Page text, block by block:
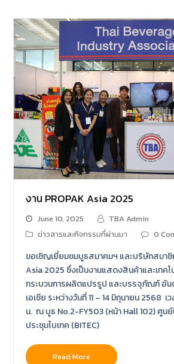
งาน PROPAK Asia 2025
June 10, 2025
TBA Admin
ข่าวสารและกิจกรรมที่ผ่านมา
0
ขอเชิญเยี่ยมชมบูธสมาคมฯ และบริษัทสมาชิ
Asia 2025 ซึ่งเป็นงานแสดงสินค้าและเทคโ
กระบวนการผลิตแปรรูป และบรรจุภัณฑ์ อั
เอเชีย ระหว่างวันที่ 11 – 14 มิถุนายน 2568
น. ณ บูธ No.2-FY503 (หน้า Hall 102) ศูน
ประชุมไบเทค (BITEC)
Read More